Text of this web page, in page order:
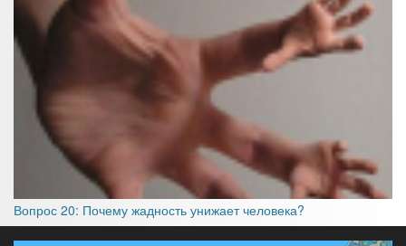
Вопрос 20: Почему жадность унижает человека?